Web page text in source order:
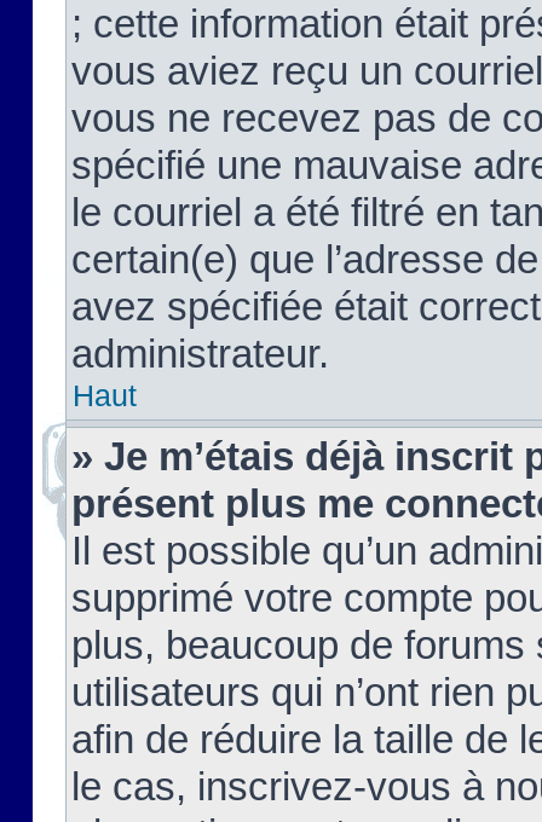
; cette information était
vous aviez reçu un
vous ne recevez pas de
spécifié une mauvaise
le courriel a été filtré en
certain(e) que l’adresse
avez spécifiée était
administrateur.
Haut
» Je m’étais déjà inscrit
présent plus me
Il est possible qu’un
supprimé votre compte
plus, beaucoup de
utilisateurs qui n’ont rien
afin de réduire la taille de
le cas, inscrivez-vous à